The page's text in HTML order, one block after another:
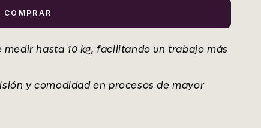
COMPRAR
hasta 10 kg, facilitando un trabajo más
y comodidad en procesos de mayor